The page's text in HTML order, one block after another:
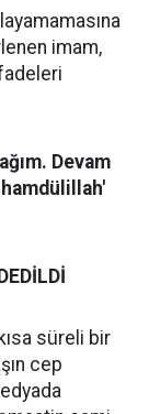
imam,
Devam
süreli bir
cep